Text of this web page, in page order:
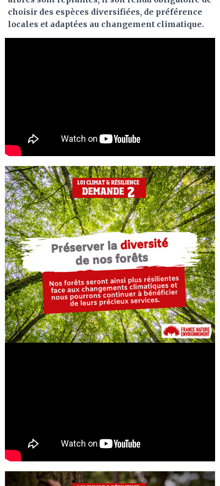
choisir des espèces diversifiées, de préférence
locales et adaptées au changement climatique.